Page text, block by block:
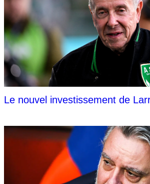
Le nouvel investissement de